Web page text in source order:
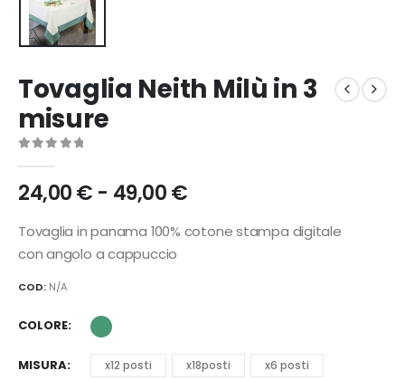
Tovaglia Neith Milù in 3
misure
24,00€ - 49,00€Fascia
prezzo:
Tovaglia in panama 100% cotone stampa digitale
con angolo a cappuccio
COD: N/A
COLORE
MISURA x12 posti x18posti x6 posti